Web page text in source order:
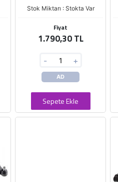
Stok Miktarı : Stokta Var
Fiyat
1.790,30 TL
- +
AD
Sepete Ekle